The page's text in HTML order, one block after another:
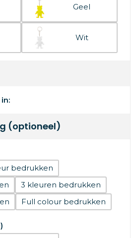
Geel
Wit
(optioneel)
3
Full colour